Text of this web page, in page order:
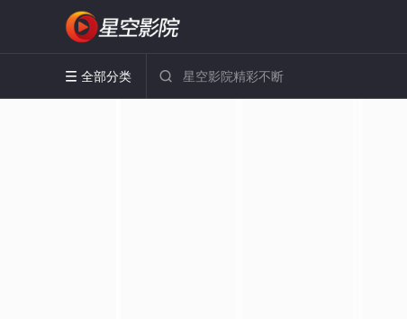
 全部分类 